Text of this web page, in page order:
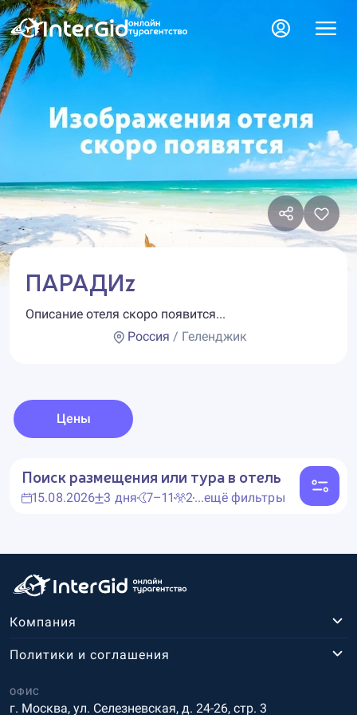
ПАРАДИz
Описание отеля скоро появится...
Россия / Геленджик
Цены
Поиск размещения или тура в отель
15.08.2026 3 дня 7–11 2...ещё фильтры
Компания
ОФИС
г. Москва, ул. Селезневская, д. 24-26, стр. 3
Политики и соглашения